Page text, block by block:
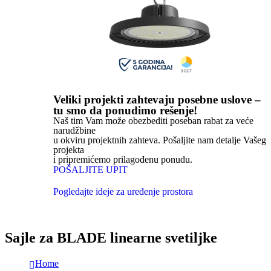
Veliki projekti zahtevaju posebne uslove –
tu smo da ponudimo rešenje!
Naš tim Vam može obezbediti poseban rabat za veće
narudžbine
u okviru projektnih zahteva. Pošaljite nam detalje Vašeg
projekta
i pripremićemo prilagođenu ponudu.
POŠALJITE UPIT
Pogledajte ideje za uređenje prostora
Sajle za BLADE linearne svetiljke
Home